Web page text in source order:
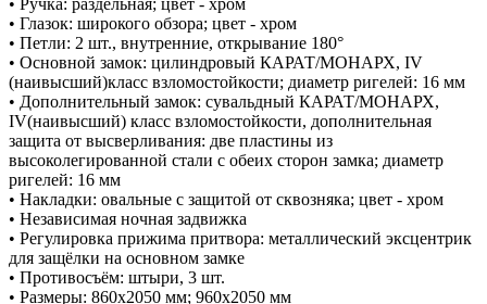
• Глазок: широкого обзора; цвет - хром
• Петли: 2 шт., внутренние, открывание 180°
• Основной замок: цилиндровый КАРАТ/МОНАРХ, IV
(наивысший)класс взломостойкости; диаметр ригелей: 16 мм
• Дополнительный замок: сувальдный КАРАТ/МОНАРХ,
IV(наивысший) класс взломостойкости, дополнительная
защита от высверливания: две пластины из
высоколегированной стали с обеих сторон замка; диаметр
ригелей: 16 мм
• Накладки: овальные с защитой от сквозняка; цвет - хром
• Независимая ночная задвижка
• Регулировка прижима притвора: металлический эксцентрик
для защёлки на основном замке
• Противосъём: штыри, 3 шт.
• Размеры: 860х2050 мм; 960х2050 мм